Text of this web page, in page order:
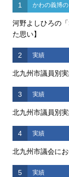
1 かわの義博の
河野よしひろの
た思い】
2 実績
北九州市議員別
3 実績
北九州市議員別
4 実績
北九州市議会に
5 実績